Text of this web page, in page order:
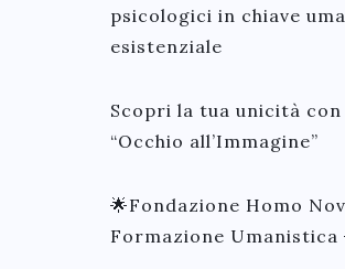
psicologici in chiave
esistenziale
Scopri la tua unicità
“Occhio all’Immagine”
🌟Fondazione Homo
Formazione Umanistica